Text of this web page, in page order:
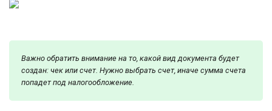
Важно обратить внимание на то, какой вид документа будет
создан: чек или счет. Нужно выбрать счет, иначе сумма счета
попадет под налогообложение.